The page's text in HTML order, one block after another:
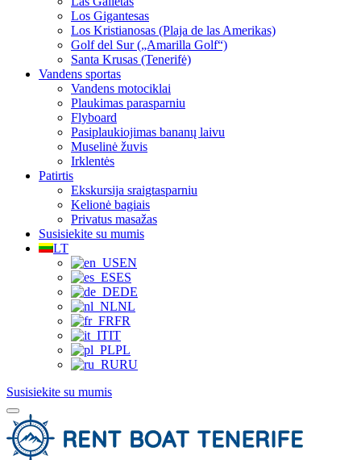
Los Gigantesas
Los Kristianosas (Plaja de las Amerikas)
Golf del Sur („Amarilla Golf“)
Santa Krusas (Tenerifė)
Vandens sportas
Vandens motociklai
Plaukimas parasparniu
Flyboard
Pasiplaukiojimas bananų laivu
Muselinė žuvis
Irklentės
Patirtis
Ekskursija sraigtasparniu
Kelionė bagiais
Privatus masažas
Susisiekite su mumis
LT
EN
ES
DE
NL
FR
IT
PL
RU
Susisiekite su mumis